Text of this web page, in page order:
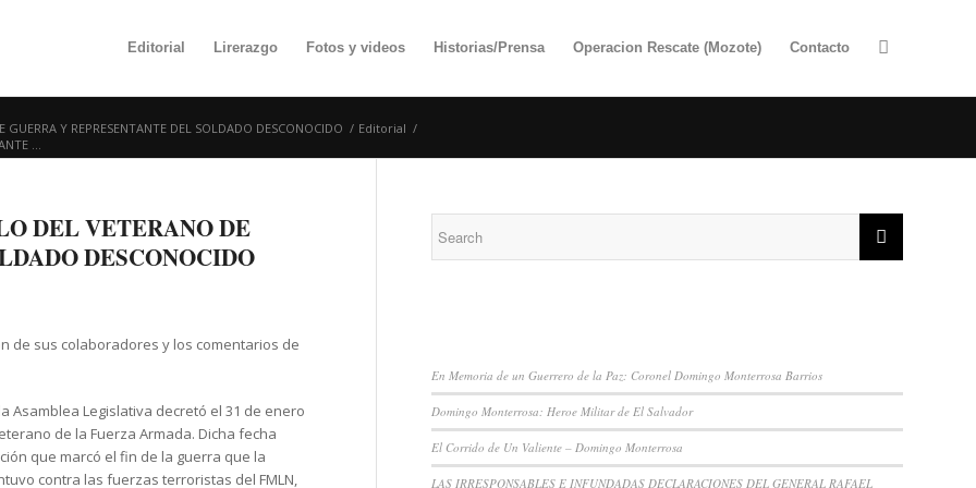
Editorial Lirerazgo Fotos y videos Historias/Prensa Operacion Rescate (Mozote) Contacto
Y REPRESENTANTE DEL SOLDADO DESCONOCIDO / Editorial /
...
DEL VETERANO DE
DESCONOCIDO
de sus colaboradores y los comentarios de
Asamblea Legislativa decretó el 31 de enero
de la Fuerza Armada. Dicha fecha
que marcó el fin de la guerra que la
contra las fuerzas terroristas del FMLN,
En Memoria de un Guerrero de la Paz: Coronel Domingo Monterrosa Barrios
Domingo Monterrosa: Heroe Militar de El Salvador
El Corrido de Un Valiente – Domingo Monterrosa
LAS IRRESPONSABLES E INFUNDADAS DECLARACIONES DEL GENERAL RAFAEL